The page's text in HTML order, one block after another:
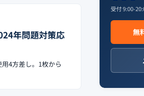
年問題対策応
4方差し。1枚から
受付 9:00-
無